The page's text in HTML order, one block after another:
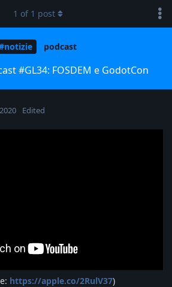
podcast
#GL34: FOSDEM e GodotCon
1 of 1 post
Edited
https://apple.co/2RulV37)